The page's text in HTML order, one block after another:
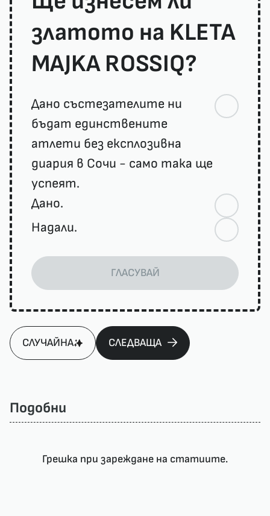
златото на KLETA
MAJKA ROSSIQ?
Дано състезателите ни
бъдат единствените
атлети без експлозивна
диария в Сочи - само така ще
успеят.
Дано.
Надали.
ГЛАСУВАЙ
СЛУЧАЙНА СЛЕДВАЩА
Подобни
Грешка при зареждане на статиите.